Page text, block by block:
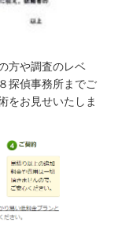
方や調査のレベ
探偵事務所までご
をお見せいたしま